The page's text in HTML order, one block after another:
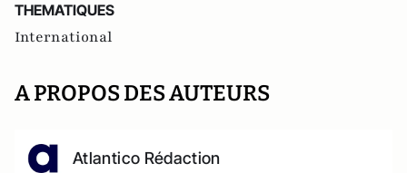
THEMATIQUES
International
A PROPOS DES AUTEURS
Atlantico Rédaction